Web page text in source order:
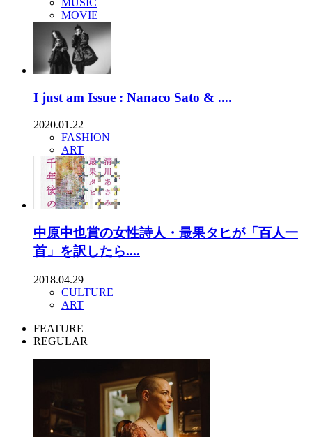
MUSIC
MOVIE
I just am Issue : Nanaco Sato & ....
2020.01.22
FASHION
ART
中原中也賞の女性詩人・最果タヒが「百人一
首」を訳したら....
2018.04.29
CULTURE
ART
FEATURE
REGULAR